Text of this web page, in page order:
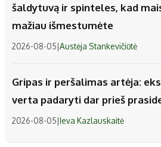
šaldytuvą ir spinteles, kad
mažiau išmestumėte
2026-08-05|Austėja Stankevičiūtė
Gripas ir peršalimas artėja:
verta padaryti dar prieš
2026-08-05|Ieva Kazlauskaitė